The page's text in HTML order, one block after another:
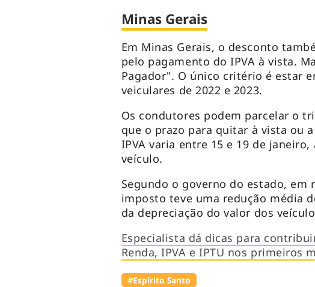
Minas Gerais
Em Minas Gerais, o desconto
pelo pagamento do IPVA à vista.
Pagador". O único critério é estar
veiculares de 2022 e 2023.
Os condutores podem parcelar o
que o prazo para quitar à vista ou
IPVA varia entre 15 e 19 de
veículo.
Segundo o governo do estado, em
imposto teve uma redução média
da depreciação do valor dos
Especialista dá dicas para
Renda, IPVA e IPTU nos primeiros
#Espírito Santo